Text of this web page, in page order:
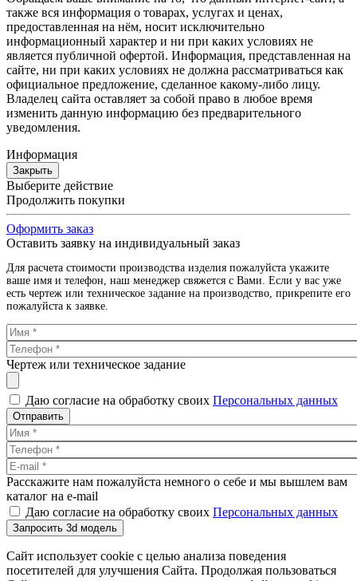
также вся информация о товарах, услугах и ценах,
предоставленная на нём, носит исключительно
информационный характер и ни при каких условиях не
является публичной офертой. Информация, представленная на
сайте, ни при каких условиях не должна рассматриваться как
официальное предложение, сделанное какому-либо лицу.
Владелец сайта оставляет за собой право в любое время
изменить данную информацию без предварительного
уведомления.
Информация
Закрыть
Выберите действие
Продолжить покупки
Оформить заказ
Оставить заявку на индивидуальный заказ
Для расчета стоимости производства изделия пожалуйста укажите
ваше имя и телефон, наш менеджер свяжется с Вами. Если у вас уже
есть чертеж или техническое задание на производство, прикрепите его
пожалуйста к заявке.
Чертеж или техническое задание
Даю согласие на обработку своих Персональных данных
Отправить
Расскажите нам пожалуйста немного о себе и мы вышлем вам
каталог на e-mail
Даю согласие на обработку своих Персональных данных
Запросить 3d модель
Сайт использует cookie с целью анализа поведения
посетителей для улучшения Сайта. Продолжая пользоваться